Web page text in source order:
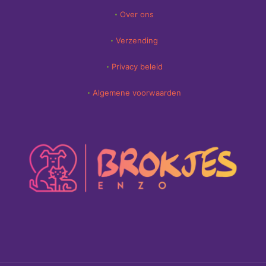
Over ons
Verzending
Privacy beleid
Algemene voorwaarden